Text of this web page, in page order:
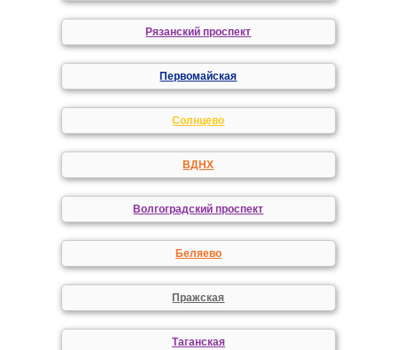
Рязанский проспект
Первомайская
Солнцево
ВДНХ
Волгоградский проспект
Беляево
Пражская
Таганская